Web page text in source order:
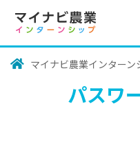
マイナビ農業インターン
パスワ